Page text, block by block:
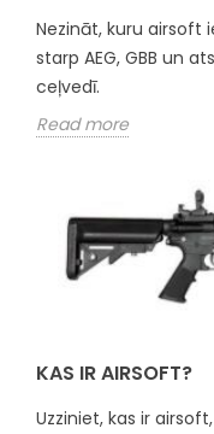
Nezināt, kuru airsoft
starp AEG, GBB un
ceļvedī.
Read more
KAS IR AIRSOFT?
Uzziniet, kas ir